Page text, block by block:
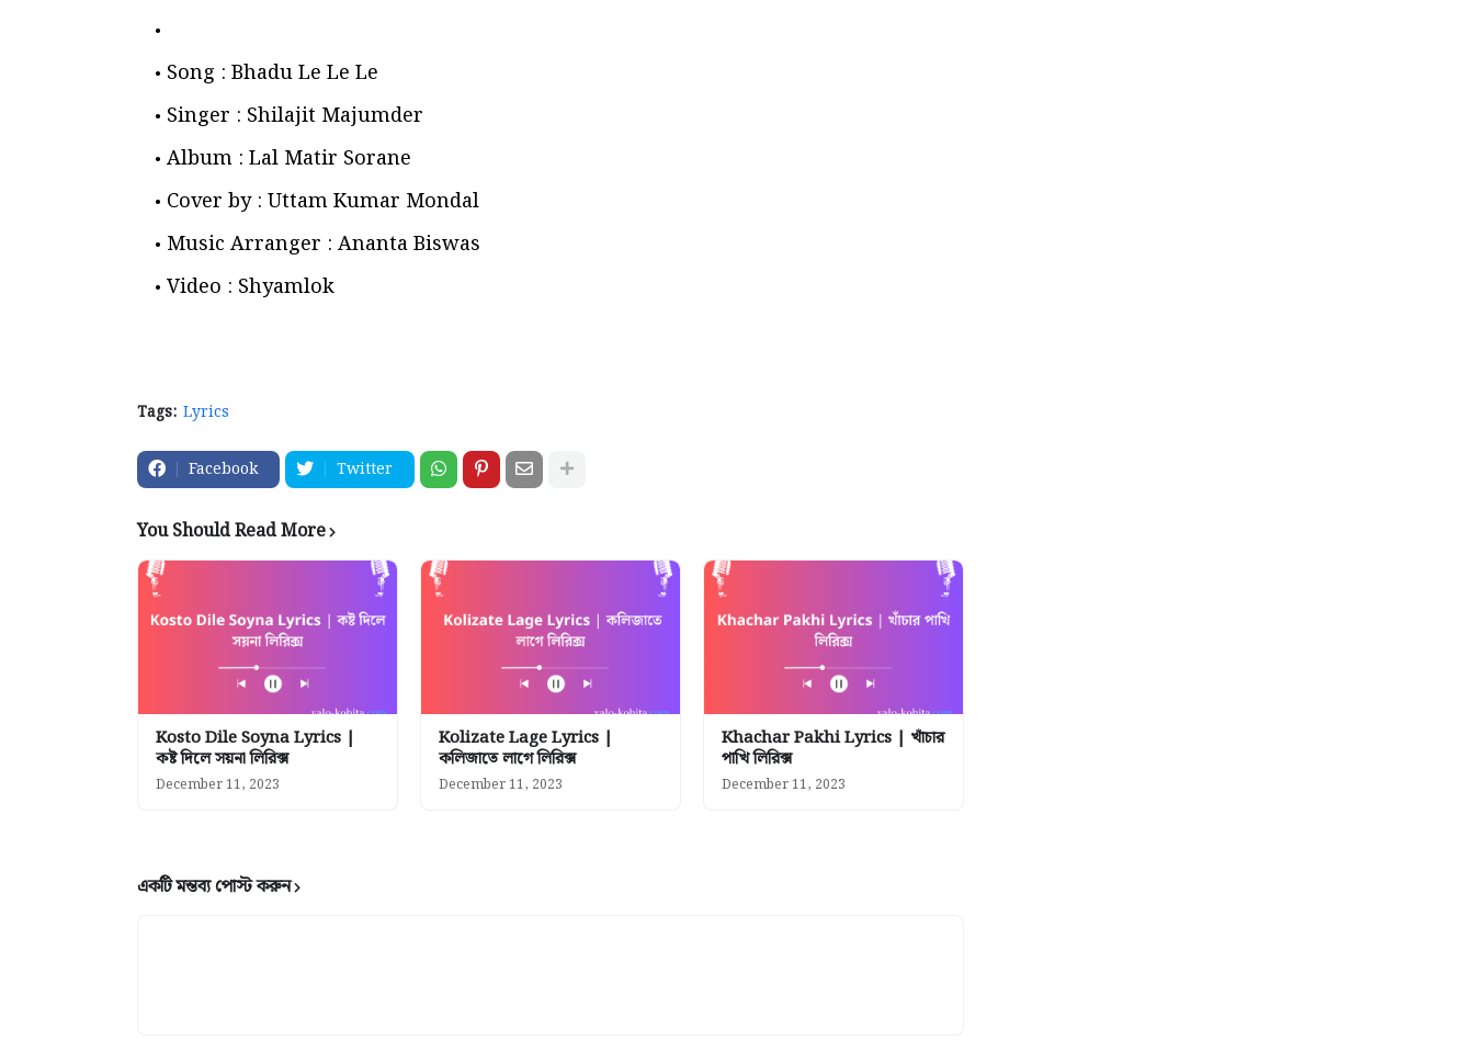
Song : Bhadu Le Le Le
Singer : Shilajit Majumder
Album : Lal Matir Sorane
Cover by : Uttam Kumar Mondal
Music Arranger : Ananta Biswas
Video : Shyamlok
Tags: Lyrics
Facebook Twitter
You Should Read More
Kosto Dile Soyna Lyrics |
কষ্ট দিলে সয়না লিরিক্স
December 11, 2023
Kolizate Lage Lyrics |
কলিজাতে লাগে লিরিক্স
December 11, 2023
Khachar Pakhi Lyrics | খাঁচার
পাখি লিরিক্স
December 11, 2023
একটি মন্তব্য পোস্ট করুন